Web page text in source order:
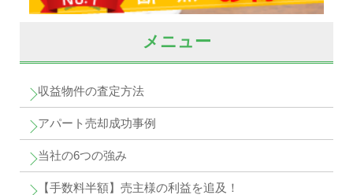
メニュー
収益物件の査定方法
アパート売却成功事例
当社の6つの強み
【手数料半額】売主様の利益を追及！